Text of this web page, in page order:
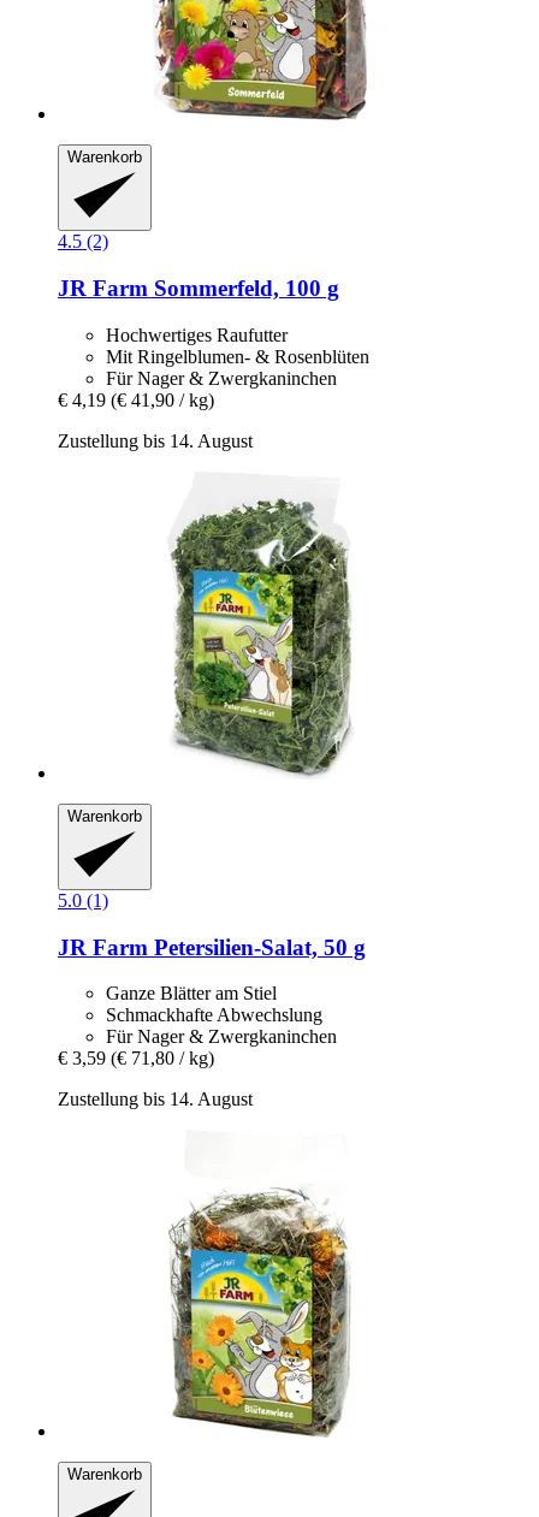
Warenkorb
4.5 (2)
JR Farm Sommerfeld, 100 g
Hochwertiges Raufutter
Mit Ringelblumen- & Rosenblüten
Für Nager & Zwergkaninchen
€ 4,19 (€ 41,90 / kg)
Zustellung bis 14. August
Warenkorb
5.0 (1)
JR Farm Petersilien-​Salat, 50 g
Ganze Blätter am Stiel
Schmackhafte Abwechslung
Für Nager & Zwergkaninchen
€ 3,59 (€ 71,80 / kg)
Zustellung bis 14. August
Warenkorb